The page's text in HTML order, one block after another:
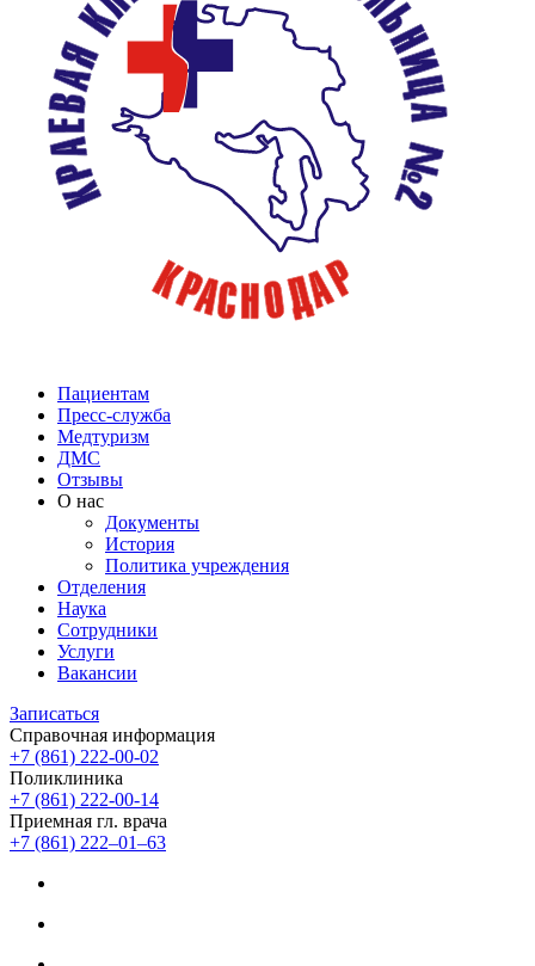
Пациентам
Пресс-служба
Медтуризм
ДМС
Отзывы
О нас
Документы
История
Политика учреждения
Отделения
Наука
Сотрудники
Услуги
Вакансии
Записаться
Справочная информация
+7 (861) 222-00-02
Поликлиника
+7 (861) 222-00-14
Приемная гл. врача
+7 (861) 222‒01‒63